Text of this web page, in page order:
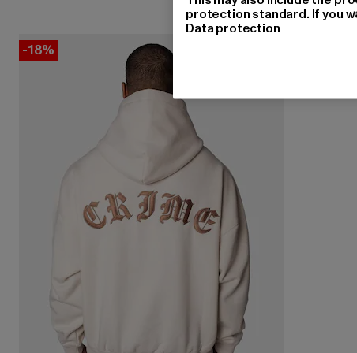
-18%
protection standard. If you
Data protection